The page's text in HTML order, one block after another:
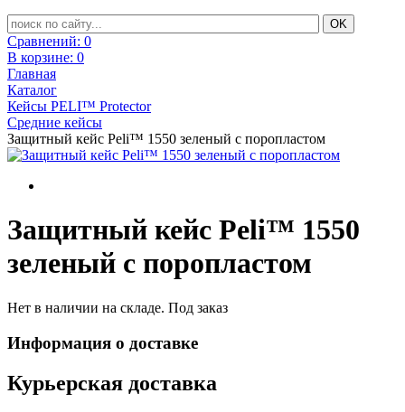
Сравнений: 0
В корзине: 0
Главная
Каталог
Кейсы PELI™ Protector
Средние кейсы
Защитный кейс Peli™ 1550 зеленый с поропластом
Защитный кейс Peli™ 1550
зеленый с поропластом
Нет в наличии на складе. Под заказ
Информация о доставке
Курьерская доставка